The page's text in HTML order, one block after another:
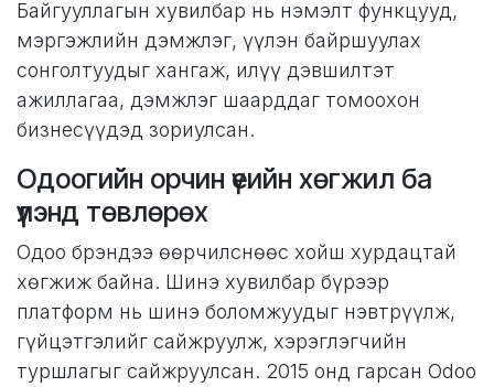
Байгууллагын хувилбар нь нэмэлт функцууд,
мэргэжлийн дэмжлэг, үүлэн байршуулах
сонголтуудыг хангаж, илүү дэвшилтэт
ажиллагаа, дэмжлэг шаарддаг томоохон
бизнесүүдэд зориулсан.
Одоогийн орчин үеийн хөгжил ба
үүлэнд төвлөрөх
Одоо брэндээ өөрчилснөөс хойш хурдацтай
хөгжиж байна. Шинэ хувилбар бүрээр
платформ нь шинэ боломжуудыг нэвтрүүлж,
гүйцэтгэлийг сайжруулж, хэрэглэгчийн
туршлагыг сайжруулсан. 2015 онд гарсан Odoo